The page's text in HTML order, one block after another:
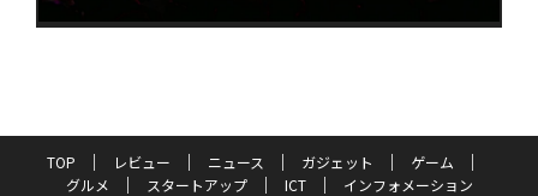
TOP レビュー ニュース ガジェット
ゲーム
グルメ
スタートアップ ICT
インフォメーション